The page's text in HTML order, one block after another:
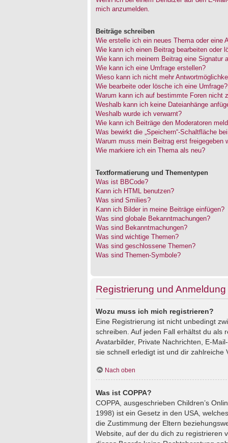
mich anzumelden.
Beiträge schreiben
Wie erstelle ich ein neues Thema oder eine
Wie kann ich einen Beitrag bearbeiten oder
Wie kann ich meinem Beitrag eine Signatur
Wie kann ich eine Umfrage erstellen?
Wieso kann ich nicht mehr
Wie bearbeite oder lösche ich eine Umfrage?
Warum kann ich auf bestimmte Foren nicht
Weshalb kann ich keine Dateianhänge
Weshalb wurde ich verwarnt?
Wie kann ich Beiträge den Moderatoren
Was bewirkt die „Speichern“-Schaltfläche
Warum muss mein Beitrag erst freigegeben
Wie markiere ich ein Thema als neu?
Textformatierung und Thementypen
Was ist BBCode?
Kann ich HTML benutzen?
Was sind Smilies?
Kann ich Bilder in meine Beiträge einfügen?
Was sind globale Bekanntmachungen?
Was sind Bekanntmachungen?
Was sind wichtige Themen?
Was sind geschlossene Themen?
Was sind Themen-Symbole?
Registrierung und Anmeldung
Wozu muss ich mich registrieren?
Eine Registrierung ist nicht unbedingt
schreiben. Auf jeden Fall erhältst du als
Avatarbilder, Private Nachrichten, E-
sie schnell erledigt ist und dir zahlreiche
Nach oben
Was ist COPPA?
COPPA, ausgeschrieben Children’s
1998) ist ein Gesetz in den USA,
die Zustimmung der Eltern
Website, auf der du dich zu registrieren